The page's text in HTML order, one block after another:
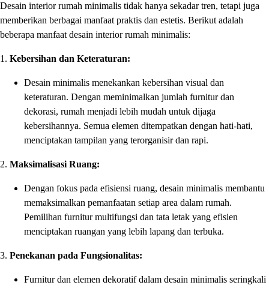
Desain interior rumah minimalis tidak hanya sekadar tren, tetapi juga
memberikan berbagai manfaat praktis dan estetis. Berikut adalah
beberapa manfaat desain interior rumah minimalis:
1. Kebersihan dan Keteraturan:
Desain minimalis menekankan kebersihan visual dan
keteraturan. Dengan meminimalkan jumlah furnitur dan
dekorasi, rumah menjadi lebih mudah untuk dijaga
kebersihannya. Semua elemen ditempatkan dengan hati-hati,
menciptakan tampilan yang terorganisir dan rapi.
2. Maksimalisasi Ruang:
Dengan fokus pada efisiensi ruang, desain minimalis membantu
memaksimalkan pemanfaatan setiap area dalam rumah.
Pemilihan furnitur multifungsi dan tata letak yang efisien
menciptakan ruangan yang lebih lapang dan terbuka.
3. Penekanan pada Fungsionalitas:
Furnitur dan elemen dekoratif dalam desain minimalis seringkali